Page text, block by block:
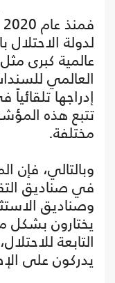
لدولة
عالمية كبرى
العالمي
إدراجها
تتبع هذه
مختلفة.
وبالتالي، فإن
في صناديق
وصناديق
يختارون بشكل
التابعة
يدركون على